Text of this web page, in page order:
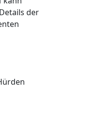
der